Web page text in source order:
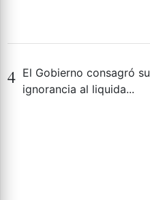
4 El Gobierno consagró su
ignorancia al liquida...